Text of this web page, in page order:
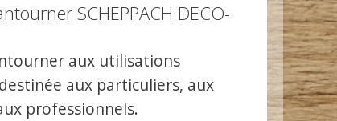
SCHEPPACH DECO-
aux utilisations
aux particuliers, aux
professionnels.